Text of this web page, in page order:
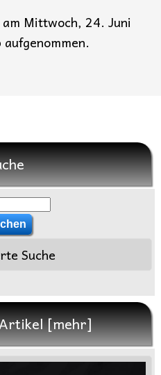
Mittwoch, 24. Juni
Suche
[mehr]